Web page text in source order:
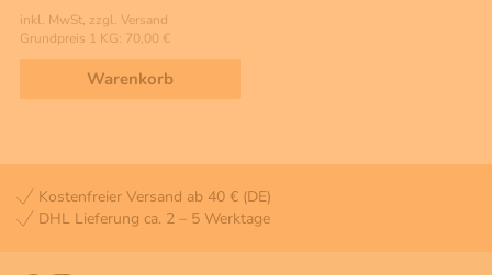
inkl. MwSt, zzgl. Versand
Grundpreis 1 KG: 70,00 €
Warenkorb
Kostenfreier Versand ab 40 € (DE)
DHL Lieferung ca. 2 – 5 Werktage